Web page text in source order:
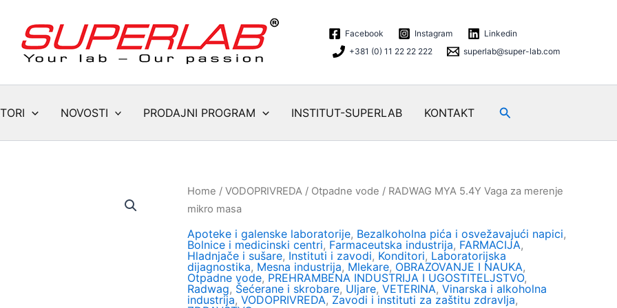
Facebook Instagram
Linkedin
+381 (0) 11 22 22 222
superlab@super-lab.com
NOVOSTI PRODAJNI PROGRAM INSTITUT-SUPERLAB KONTAKT Search
Home / VODOPRIVREDA / Otpadne vode / RADWAG MYA 5.4Y Vaga za merenje
mikro masa
Apoteke i galenske laboratorije, Bezalkoholna pića i osvežavajući napici,
Bolnice i medicinski centri, Farmaceutska industrija, FARMACIJA,
Hladnjače i sušare, Instituti i zavodi, Konditori, Laboratorijska
dijagnostika, Mesna industrija, Mlekare, OBRAZOVANJE I NAUKA,
Otpadne vode, PREHRAMBENA INDUSTRIJA I UGOSTITELJSTVO,
Radwag, Šećerane i skrobare, Uljare, VETERINA, Vinarska i alkoholna
industrija, VODOPRIVREDA, Zavodi i instituti za zaštitu zdravlja,